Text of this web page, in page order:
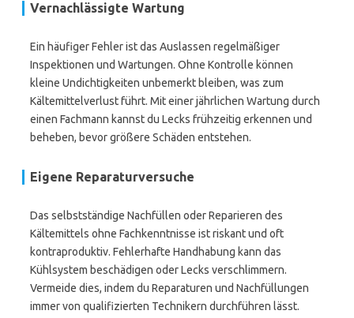
Vernachlässigte Wartung
Ein häufiger Fehler ist das Auslassen regelmäßiger
Inspektionen und Wartungen. Ohne Kontrolle können
kleine Undichtigkeiten unbemerkt bleiben, was zum
Kältemittelverlust führt. Mit einer jährlichen Wartung durch
einen Fachmann kannst du Lecks frühzeitig erkennen und
beheben, bevor größere Schäden entstehen.
Eigene Reparaturversuche
Das selbstständige Nachfüllen oder Reparieren des
Kältemittels ohne Fachkenntnisse ist riskant und oft
kontraproduktiv. Fehlerhafte Handhabung kann das
Kühlsystem beschädigen oder Lecks verschlimmern.
Vermeide dies, indem du Reparaturen und Nachfüllungen
immer von qualifizierten Technikern durchführen lässt.